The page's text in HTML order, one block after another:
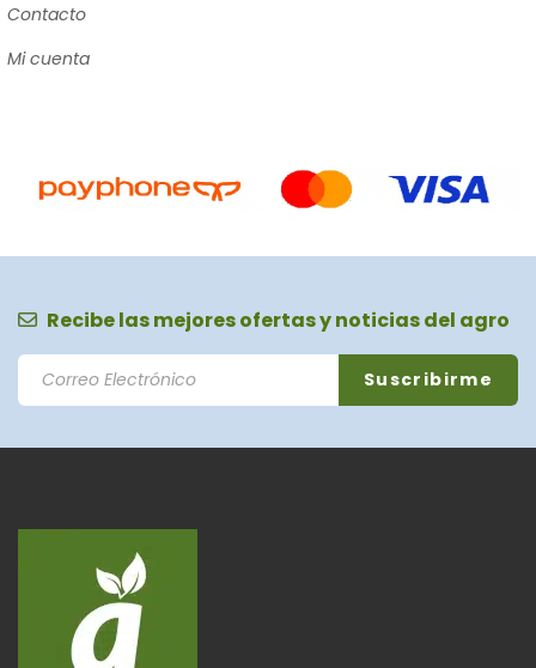
Contacto
Mi cuenta
Recibe las mejores ofertas y noticias del agro